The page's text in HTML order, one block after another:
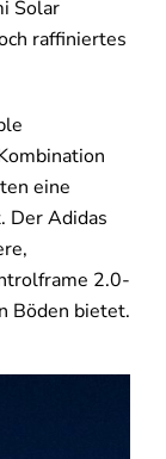
Solar
raffiniertes
eine
Der Adidas
2.0-
Böden bietet.